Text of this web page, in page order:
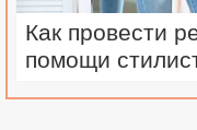
Как провести
помощи